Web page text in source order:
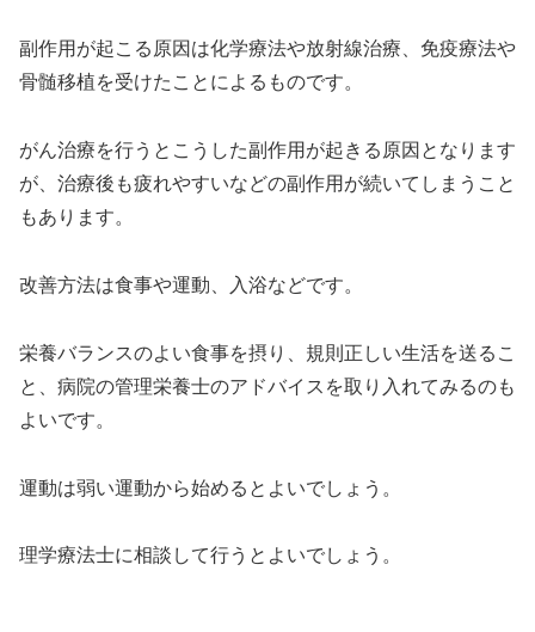
副作用が起こる原因は化学療法や放射線治療、免疫療法や
骨髄移植を受けたことによるものです。
がん治療を行うとこうした副作用が起きる原因となります
が、治療後も疲れやすいなどの副作用が続いてしまうこと
もあります。
改善方法は食事や運動、入浴などです。
栄養バランスのよい食事を摂り、規則正しい生活を送るこ
と、病院の管理栄養士のアドバイスを取り入れてみるのも
よいです。
運動は弱い運動から始めるとよいでしょう。
理学療法士に相談して行うとよいでしょう。